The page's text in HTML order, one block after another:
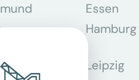
Essen
Hamburg
Leipzig